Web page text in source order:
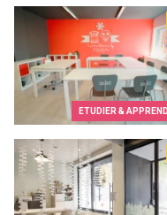
ETUDIER &
Tweens&Teens
Kids&Us language